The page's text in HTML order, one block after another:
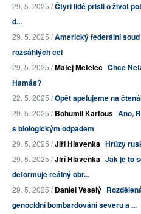
29. 5. 2025 /Čtyři lidé přišli o život
d...
29. 5. 2025 /Americký federální
rozsáhlých cel
29. 5. 2025 /Matěj Metelec Chce
Hamás?
22. 5. 2025 /Opět apelujeme na
29. 5. 2025 /Bohumil Kartous Ano,
s biologickým odpadem
29. 5. 2025 /Jiří Hlavenka Hrůzy
29. 5. 2025 /Jiří Hlavenka Jak je to
deformuje reálný obr...
29. 5. 2025 /Daniel Veselý
genocidní bombardování severu a ...